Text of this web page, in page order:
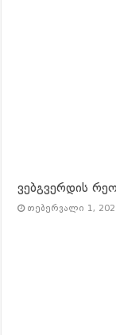
ვებგვერდის
თებერვალი 1,